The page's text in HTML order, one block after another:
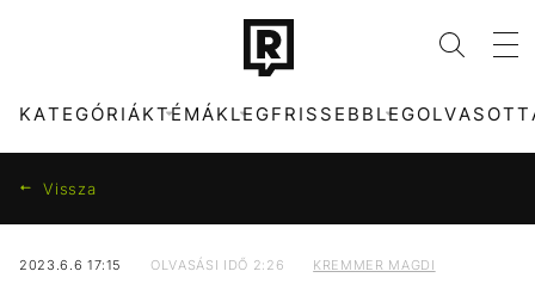
KATEGÓRIÁKTÉMÁKLEGFRISSEBB
Vissza
2023.6.6 17:15 OLVASÁSI IDŐ 2:26 KREMMER MAGDI